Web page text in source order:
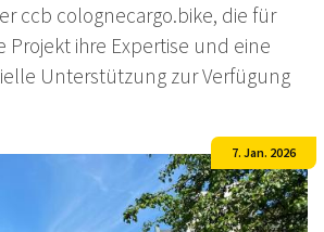
ccb colognecargo.bike, die für
Projekt ihre Expertise und eine
Unterstützung zur Verfügung
7. Jan. 2026